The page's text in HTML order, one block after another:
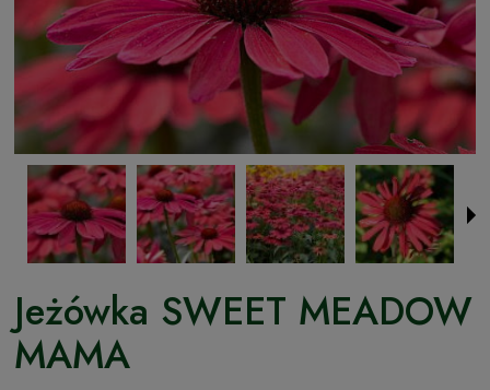
Jeżówka SWEET MEADOW
MAMA